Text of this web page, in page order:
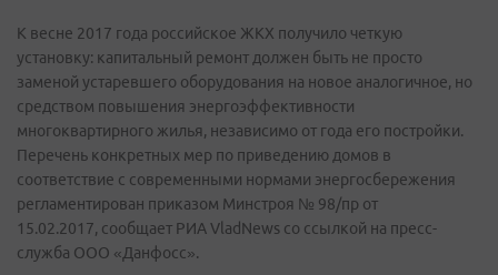
К весне 2017 года российское ЖКХ получило четкую
установку: капитальный ремонт должен быть не просто
заменой устаревшего оборудования на новое аналогичное, но
средством повышения энергоэффективности
многоквартирного жилья, независимо от года его постройки.
Перечень конкретных мер по приведению домов в
соответствие с современными нормами энергосбережения
регламентирован приказом Минстроя № 98/пр от
15.02.2017, сообщает РИА VladNews со ссылкой на пресс-
служба ООО «Данфосс».